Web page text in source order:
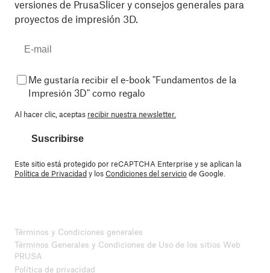
versiones de PrusaSlicer y consejos generales para
proyectos de impresión 3D.
Me gustaría recibir el e-book "Fundamentos de la
Impresión 3D" como regalo
Al hacer clic, aceptas recibir nuestra newsletter.
Suscribirse
Este sitio está protegido por reCAPTCHA Enterprise y se aplican la
Política de Privacidady losCondiciones del serviciode Google.
Términos y Condiciones generales
Términos Generales y Condiciones de Uso de los sitios Web
PRUSA
Política de privacidad